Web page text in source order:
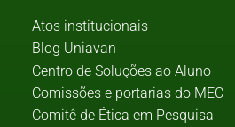
Atos institucionais
Blog Uniavan
Centro de Soluções ao Aluno
Comissões e portarias do MEC
Comitê de Ética em Pesquisa